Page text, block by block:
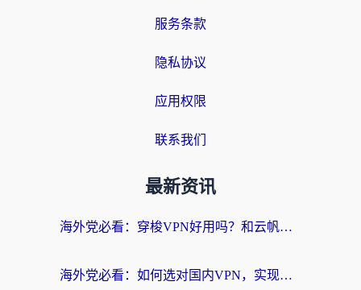
服务条款
隐私协议
应用权限
联系我们
最新资讯
海外党必看：穿梭VPN好用吗？和云帆VPN对比哪个回国效果更好？附真实测评+避坑指南
海外党必看：如何选对国内VPN，实现无缝访问国内资源？